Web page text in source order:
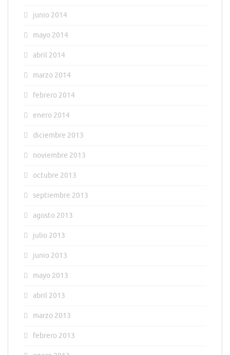
junio 2014
mayo 2014
abril 2014
marzo 2014
febrero 2014
enero 2014
diciembre 2013
noviembre 2013
octubre 2013
septiembre 2013
agosto 2013
julio 2013
junio 2013
mayo 2013
abril 2013
marzo 2013
febrero 2013